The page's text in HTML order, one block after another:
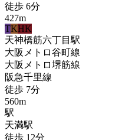
徒歩 6分
427m
TKHK
天神橋筋六丁目 駅
大阪メトロ谷町線
大阪メトロ堺筋線
阪急千里線
徒歩 7分
560m
駅
天満駅
徒歩 12分